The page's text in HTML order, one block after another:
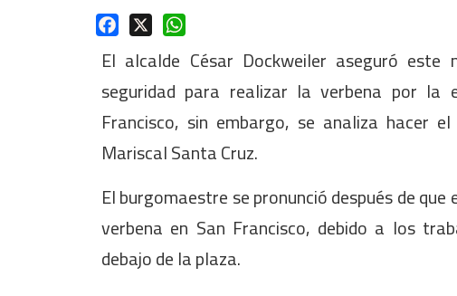
Facebook
El alcalde César Dockweiler aseguró
seguridad para realizar la verbena por
Francisco, sin embargo, se analiza hacer
Mariscal Santa Cruz.
El burgomaestre se pronunció después de
verbena en San Francisco, debido a los
debajo de la plaza.